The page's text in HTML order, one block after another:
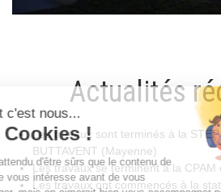
Actualités
Les travaux sont terminés à la
BUTTAVENT (Mayenne)
Les travaux se terminent à la
Les travaux ont commencés à la